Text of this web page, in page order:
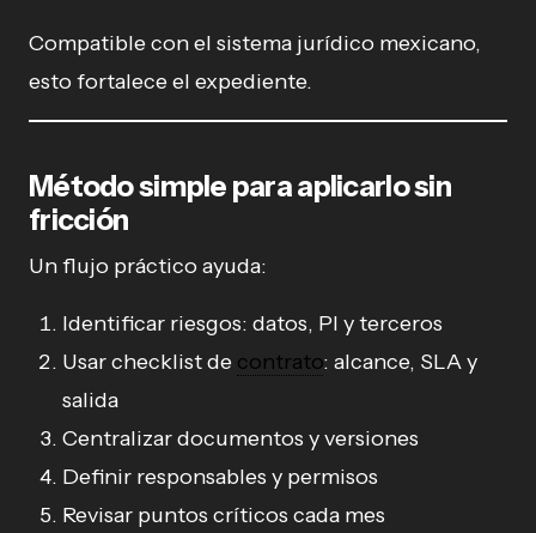
Compatible con el sistema jurídico mexicano,
esto fortalece el expediente.
Método simple para aplicarlo sin
fricción
Un flujo práctico ayuda:
Identificar riesgos: datos, PI y terceros
Usar checklist de contrato: alcance, SLA y
salida
Centralizar documentos y versiones
Definir responsables y permisos
Revisar puntos críticos cada mes